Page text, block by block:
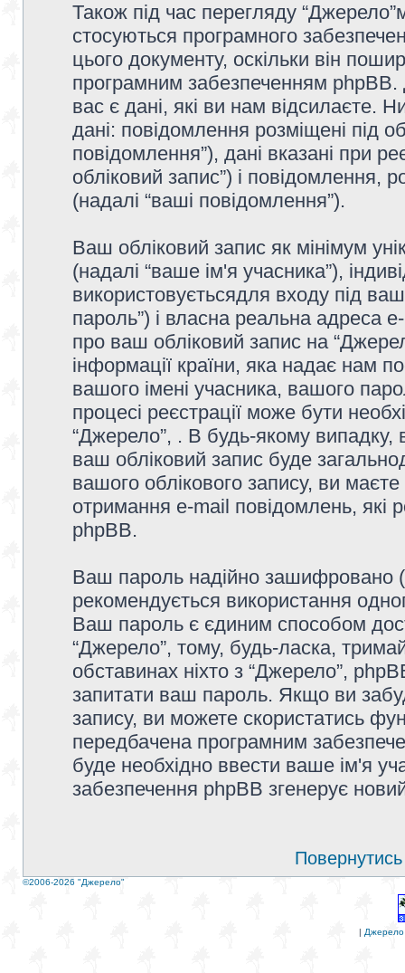
Також під час перегляду
стосуються програмного
цього документу, оскільки він
програмним забезпеченням
вас є дані, які ви нам відсилаєте.
дані: повідомлення розміщені під
повідомлення”), дані вказані при
обліковий запис”) і повідомлення,
(надалі “ваші повідомлення”).
Ваш обліковий запис як мінімум
(надалі “ваше ім'я учасника”),
використовуєтьсядля входу під
пароль”) і власна реальна адреса
про ваш обліковий запис на
інформації країни, яка надає нам
вашого імені учасника, вашого
процесі реєстрації може бути
“Джерело”, . В будь-якому
ваш обліковий запис буде
вашого облікового запису, ви
отримання e-mail повідомлень, які
phpBB.
Ваш пароль надійно зашифровано
рекомендується використання
Ваш пароль є єдиним способом
“Джерело”, тому, будь-ласка,
обставинах ніхто з “Джерело”,
запитати ваш пароль. Якщо ви
запису, ви можете скористатись
передбачена програмним
буде необхідно ввести ваше ім'я
забезпечення phpBB згенерує
Повернутись
©2006-2026 "Джерело"
| Джерело